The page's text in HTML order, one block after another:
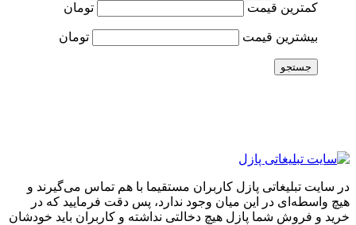
کمترین قیمت
تومان
بیشترین قیمت تومان
جستجو
در سایت تبلیغاتی پازل کاربران مستقیما با هم تماس می‌گیرند و
هیچ واسطه‌ای در این میان وجود ندارد، پس دقت فرمایید که در
خرید و فروشِ شما پازل هیچ دخالتی نداشته و کاربران باید خودشان